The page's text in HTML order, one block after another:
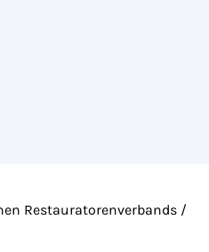
Restauratorenverbands /